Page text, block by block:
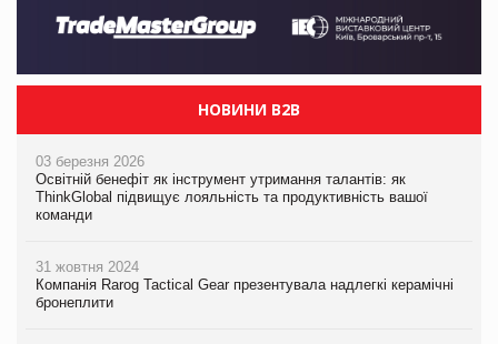
НОВИНИ B2B
03 березня 2026
Освітній бенефіт як інструмент утримання талантів: як
ThinkGlobal підвищує лояльність та продуктивність вашої
команди
31 жовтня 2024
Компанія Rarog Tactical Gear презентувала надлегкі керамічні
бронеплити